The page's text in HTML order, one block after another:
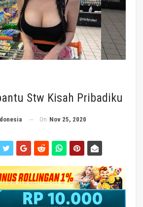
Stw Kisah Pribadiku
On Nov 25, 2020